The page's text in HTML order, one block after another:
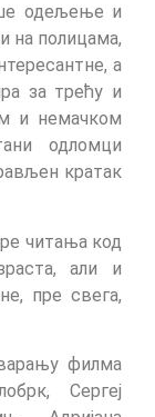
одељење и
на полицама,
а
за трећу и
и немачком
одломци
кратак
читања код
али и
пре свега,
филма
Сергеј